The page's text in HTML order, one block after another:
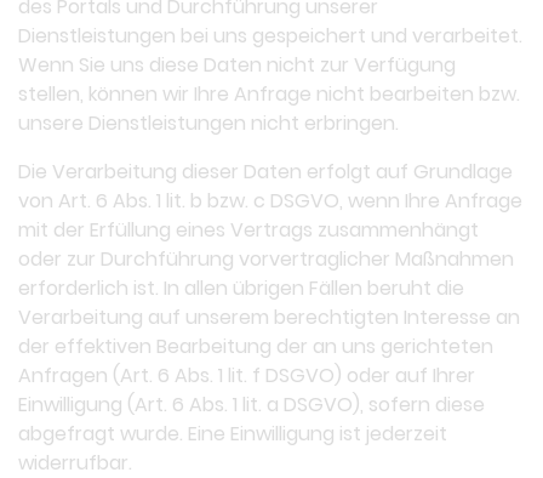
des Portals und Durchführung unserer
Dienstleistungen bei uns gespeichert und verarbeitet.
Wenn Sie uns diese Daten nicht zur Verfügung
stellen, können wir Ihre Anfrage nicht bearbeiten bzw.
unsere Dienstleistungen nicht erbringen.
Die Verarbeitung dieser Daten erfolgt auf Grundlage
von Art. 6 Abs. 1 lit. b bzw. c DSGVO, wenn Ihre Anfrage
mit der Erfüllung eines Vertrags zusammenhängt
oder zur Durchführung vorvertraglicher Maßnahmen
erforderlich ist. In allen übrigen Fällen beruht die
Verarbeitung auf unserem berechtigten Interesse an
der effektiven Bearbeitung der an uns gerichteten
Anfragen (Art. 6 Abs. 1 lit. f DSGVO) oder auf Ihrer
Einwilligung (Art. 6 Abs. 1 lit. a DSGVO), sofern diese
abgefragt wurde. Eine Einwilligung ist jederzeit
widerrufbar.